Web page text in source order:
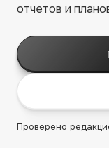
отчетов и
Проверено